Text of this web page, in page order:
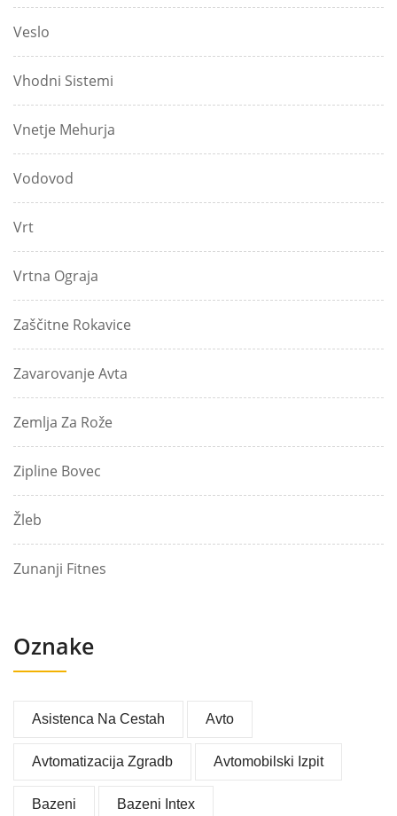
Veslo
Vhodni Sistemi
Vnetje Mehurja
Vodovod
Vrt
Vrtna Ograja
Zaščitne Rokavice
Zavarovanje Avta
Zemlja Za Rože
Zipline Bovec
Žleb
Zunanji Fitnes
Oznake
Asistenca Na Cestah Avto
Avtomatizacija Zgradb Avtomobilski Izpit
Bazeni Bazeni Intex